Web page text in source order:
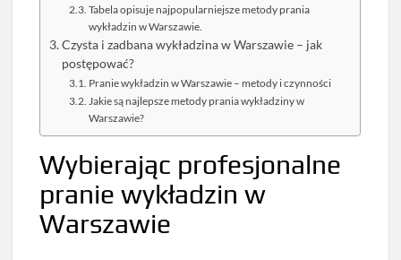
Tabela opisuje najpopularniejsze metody prania
wykładzin w Warszawie.
Czysta i zadbana wykładzina w Warszawie – jak
postępować?
Pranie wykładzin w Warszawie – metody i czynności
Jakie są najlepsze metody prania wykładziny w
Warszawie?
Wybierając profesjonalne
pranie wykładzin w
Warszawie